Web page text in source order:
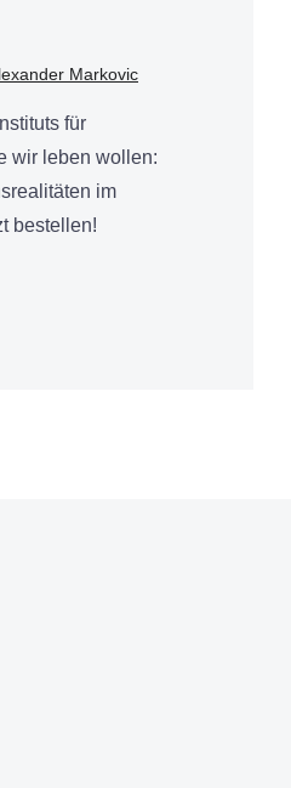
Markovic
für
wir leben wollen:
im
bestellen!